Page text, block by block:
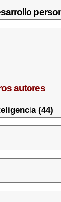
autores
(44)